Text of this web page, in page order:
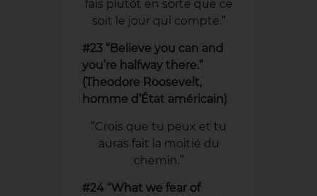
fais plutôt en sorte que ce
soit le jour qui compte.”
#23 “Believe you can and
you’re halfway there.”
(Theodore Roosevelt,
homme d’État américain)
“Crois que tu peux et tu
auras fait la moitié du
chemin.”
#24 “What we fear of